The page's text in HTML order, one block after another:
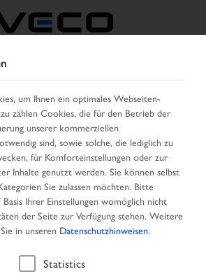
SPRACHE ÄNDERN
Team
um Ihnen ein optimales Webseiten-
zählen Cookies, die für den Betrieb der
unserer kommerziellen
sind, sowie solche, die lediglich zu
für Komforteinstellungen oder zur
Inhalte genutzt werden. Sie können selbst
Sie zulassen möchten. Bitte
Basis Ihrer Einstellungen womöglich nicht
der Seite zur Verfügung stehen. Weitere
in unseren Datenschutzhinweisen.
Statistics